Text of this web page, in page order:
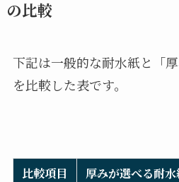
の比較
下記は一般的な耐水紙と「
を比較した表です。
比較項目
厚みが選べる耐